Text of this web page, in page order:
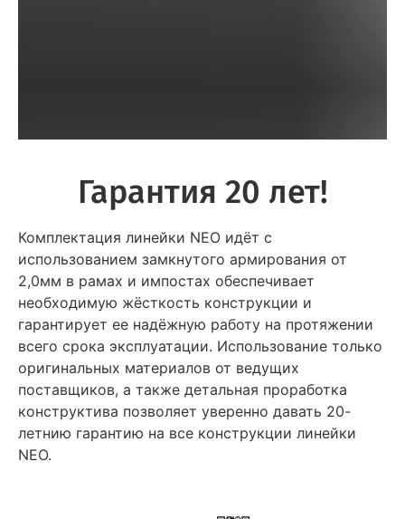
Гарантия 20 лет!
Комплектация линейки NEO идёт с
использованием замкнутого армирования от
2,0мм в рамах и импостах обеспечивает
необходимую жёсткость конструкции и
гарантирует ее надёжную работу на протяжении
всего срока эксплуатации. Использование только
оригинальных материалов от ведущих
поставщиков, а также детальная проработка
конструктива позволяет уверенно давать 20-
летнию гарантию на все конструкции линейки
NEO.